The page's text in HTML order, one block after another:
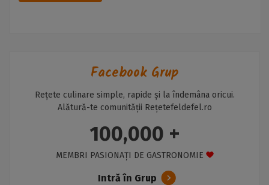
Facebook Grup
Rețete culinare simple, rapide și la îndemâna oricui.
Alătură-te comunității Rețetefeldefel.ro
100,000 +
MEMBRI PASIONAȚI DE GASTRONOMIE
Intră în Grup